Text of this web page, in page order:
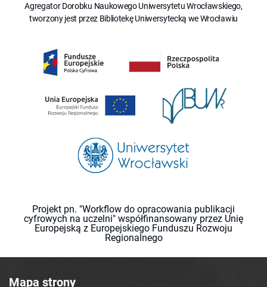
Agregator Dorobku Naukowego Uniwersytetu Wrocławskiego,
tworzony jest przez Bibliotekę Uniwersytecką we Wrocławiu
Projekt pn. "Workflow do opracowania publikacji
cyfrowych na uczelni" współfinansowany przez Unię
Europejską z Europejskiego Funduszu Rozwoju
Regionalnego
Mapa strony